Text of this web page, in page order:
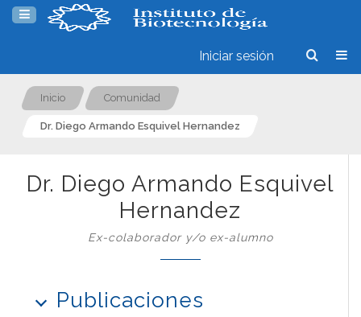
Iniciar sesión
Inicio Comunidad
Dr. Diego Armando Esquivel Hernandez
Dr. Diego Armando Esquivel
Hernandez
Ex-colaborador y/o ex-alumno
Publicaciones